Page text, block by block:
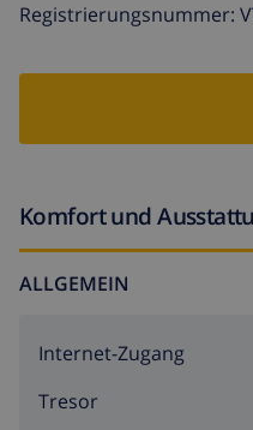
Registrierungsnummer:
Komfort und
ALLGEMEIN
Internet-Zugang
Tresor